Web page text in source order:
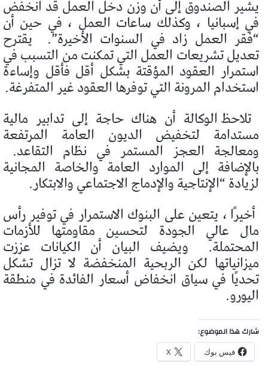
يشير الصندوق إلى أن وزن دخل العمل قد انخفض
في إسبانيا ، وكذلك ساعات العمل ، في حين أن
“فقر العمل زاد في السنوات الأخيرة”. يقترح
تعديل تشريعات العمل التي تمكنت من التسبب في
استمرار العقود المؤقتة بشكل أقل فأقل وإساءة
استخدام المرونة التي توفرها العقود غير المتفرغة.
تلاحظ الوكالة أن هناك حاجة إلى تدابير مالية
مستدامة لتخفيض الديون العامة المرتفعة
ومعالجة العجز المستمر في نظام التقاعد.
بالإضافة إلى الموارد العامة والخاصة المجانية
لزيادة “الإنتاجية والإدماج الاجتماعي والابتكار.
أخيرًا ، يتعين على البنوك الاستمرار في توفير رأس
مال عالي الجودة لتحسين مقاومتها للأزمات
المحتملة. ويضيف البيان أن الكيانات عززت
ميزانياتها لكن الربحية المنخفضة لا تزال تشكل
تحديًا في سياق انخفاض أسعار الفائدة في منطقة
اليورو.
شارك هذا الموضوع:
فيس بوك X